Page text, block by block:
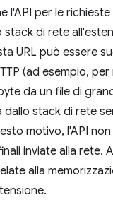
l'API per le
di rete
URL può essere
(ad esempio,
da un file di
stack di rete
motivo, l'API
inviate alla rete.
alla